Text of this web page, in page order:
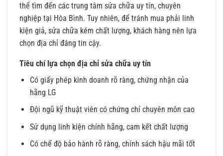
thể tìm đến các trung tâm sửa chữa uy tín, chuyên
nghiệp tại Hòa Bình. Tuy nhiên, để tránh mua phải linh
kiện giả, sửa chữa kém chất lượng, khách hàng nên lựa
chọn địa chỉ đáng tin cậy.
Tiêu chí lựa chọn địa chỉ sửa chữa uy tín
Có giấy phép kinh doanh rõ ràng, chứng nhận của
hãng LG
Đội ngũ kỹ thuật viên có chứng chỉ chuyên môn cao
Sử dụng linh kiện chính hãng, cam kết chất lượng
Có chế độ bảo hành rõ ràng, chính sách hậu mãi tốt